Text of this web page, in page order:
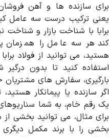
برای سازنده ها و آهن
یعنی ترکیب درست سه عامل
برابا با شناخت بازار و
کند هر سه عامل را
هستید، می توانید از فولاد
استفاده کنید تا بدون
بارگیری، سفارش های مشتریان
اگر سازنده یا پیمانکار
یک رقم خام، به شما
برای مثال، می توانید بخشی از
بخشی را با برند مکمل